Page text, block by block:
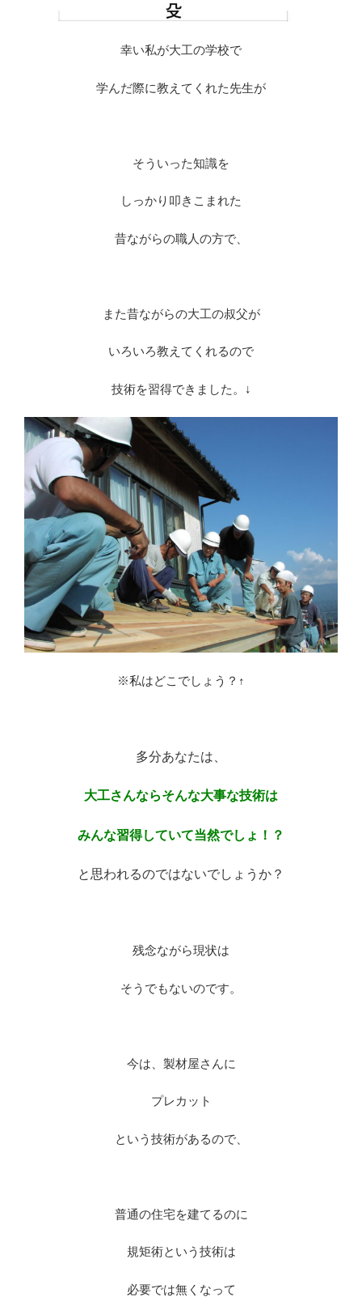
幸い私が大工の学校で
学んだ際に教えてくれた先生が
そういった知識を
しっかり叩きこまれた
昔ながらの職人の方で、
また昔ながらの大工の叔父が
いろいろ教えてくれるので
技術を習得できました。↓
※私はどこでしょう？↑
多分あなたは、
大工さんならそんな大事な技術は
みんな習得していて当然でしょ！？
と思われるのではないでしょうか？
残念ながら現状は
そうでもないのです。
今は、製材屋さんに
プレカット
という技術があるので、
普通の住宅を建てるのに
規矩術という技術は
必要では無くなって